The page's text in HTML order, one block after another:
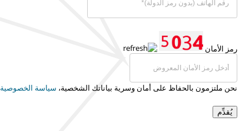
رمز الأمان
نحن ملتزمون بالحفاظ على أمان وسرية بياناتك الشخصية، سياسة الخصوصية
يُقدِّم